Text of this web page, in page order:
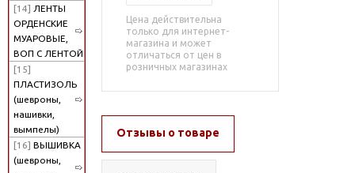
[14] ЛЕНТЫ
ОРДЕНСКИЕ
МУАРОВЫЕ,
ВОП С ЛЕНТОЙ
[15]
ПЛАСТИЗОЛЬ
(шевроны,
нашивки,
вымпелы)
[16] ВЫШИВКА
(шевроны,
Цена действительна
только для интернет-
магазина и может
отличаться от цен в
розничных магазинах
Отзывы о товаре